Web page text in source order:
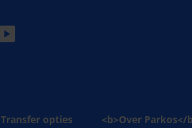
Transfer opties <b>Over Parkos</